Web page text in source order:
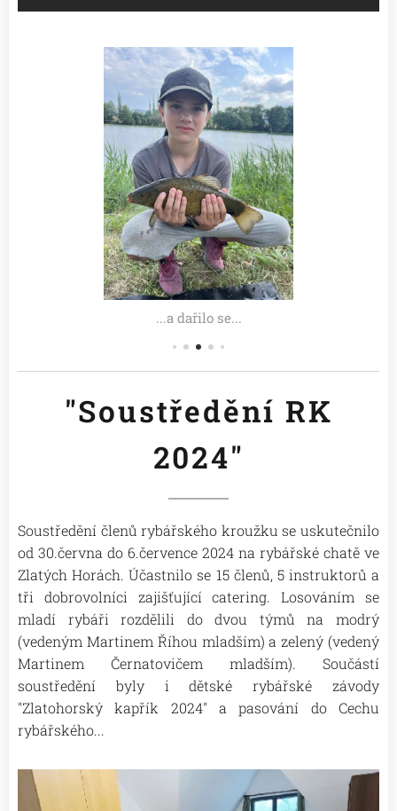
...a dařilo se...
"Soustředění RK
2024"
Soustředění členů rybářského kroužku se uskutečnilo
od 30.června do 6.července 2024 na rybářské chatě ve
Zlatých Horách. Účastnilo se 15 členů, 5 instruktorů a
tři dobrovolníci zajišťující catering. Losováním se
mladí rybáři rozdělili do dvou týmů na modrý
(vedeným Martinem Říhou mladším) a zelený (vedený
Martinem Černatovičem mladším). Součástí
soustředění byly i dětské rybářské závody
"Zlatohorský kapřík 2024" a pasování do Cechu
rybářského...